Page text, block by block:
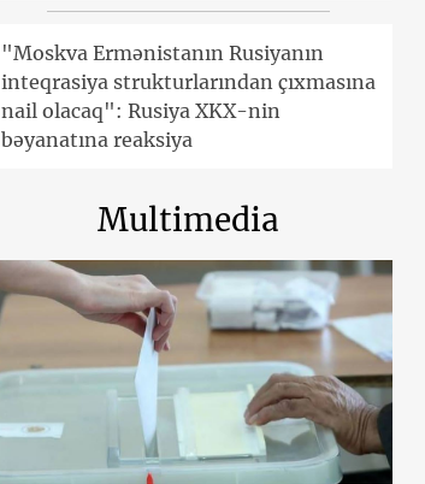
"Moskva Ermənistanın Rusiyanın
inteqrasiya strukturlarından çıxmasına
nail olacaq": Rusiya XKX-nin
bəyanatına reaksiya
Multimedia